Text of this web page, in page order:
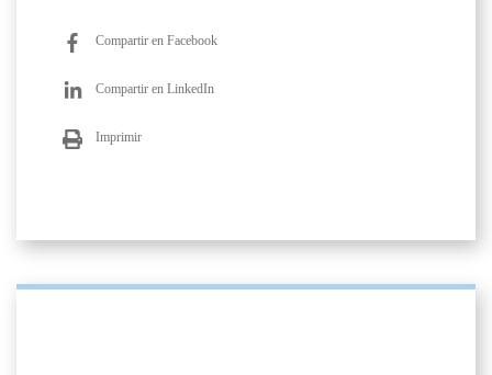
Compartir en Facebook
Compartir en LinkedIn
Imprimir